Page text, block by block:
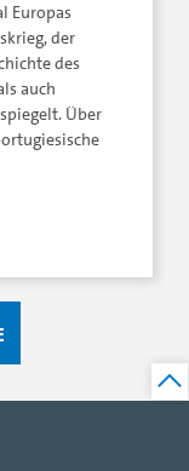
Europas
der
des
auch
Über